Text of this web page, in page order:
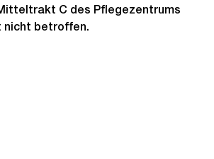
C des Pflegezentrums
nicht betroffen.